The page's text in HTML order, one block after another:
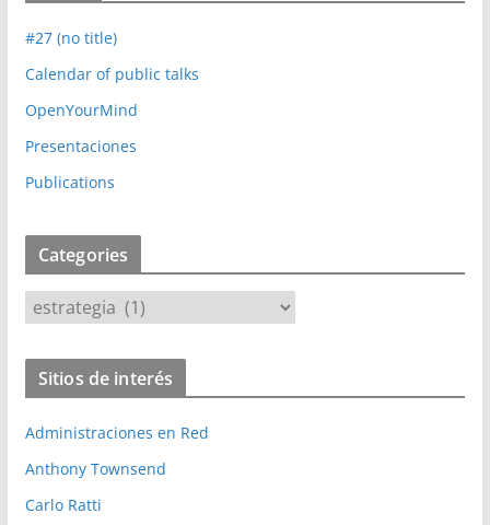
#27 (no title)
Calendar of public talks
OpenYourMind
Presentaciones
Publications
Categories
t
o
r
Sitios de interés
Administraciones en Red
Anthony Townsend
Carlo Ratti